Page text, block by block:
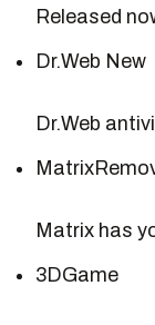
Released
Dr.Web New
Dr.Web
Matrix has
3DGame